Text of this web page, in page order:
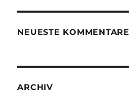
NEUESTE KOMMENTARE
ARCHIV